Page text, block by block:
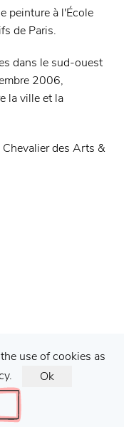
use of cookies as
Ok
peinture à l'École
de Paris.
dans le sud-ouest
2006,
la ville et la
des Arts &
|Mentions